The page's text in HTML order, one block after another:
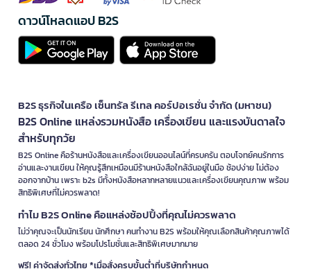
ดาวน์โหลดแอป B2S
B2S ธุรกิจในเครือ เซ็นทรัล รีเทล คอร์ปอเรชั่น จำกัด (มหาชน)
B2S Online แหล่งรวมหนังสือ เครื่องเขียน และแรงบันดาลใจ
สำหรับทุกวัย
B2S Online คือร้านหนังสือและเครื่องเขียนออนไลน์ที่ครบครัน ตอบโจทย์คนรักการ
อ่านและงานเขียน ให้คุณรู้สึกเหมือนมีร้านหนังสือใกล้ฉันอยู่ในมือ ช้อปง่าย ไม่ต้อง
ออกจากบ้าน เพราะ b2s มีทั้งหนังสือหลากหลายแนวและเครื่องเขียนคุณภาพ พร้อม
สิทธิพิเศษที่ไม่ควรพลาด!
ทำไม B2S Online คือแหล่งช้อปปิ้งที่คุณไม่ควรพลาด
ไม่ว่าคุณจะเป็นนักเรียน นักศึกษา คนทำงาน B2S พร้อมให้คุณเลือกสินค้าคุณภาพได้
ตลอด 24 ชั่วโมง พร้อมโปรโมชั่นและสิทธิพิเศษมากมาย
ฟรี! ค่าจัดส่งทั่วไทย *เมื่อสั่งครบขั้นต่ำที่บริษัทกำหนด